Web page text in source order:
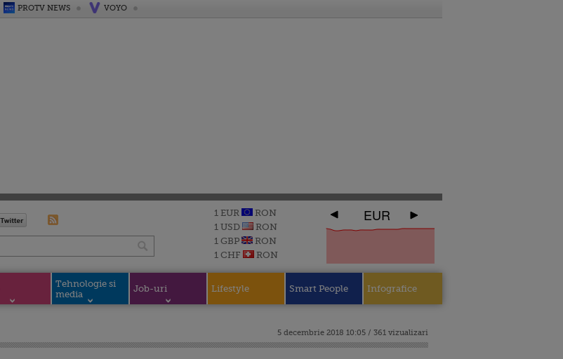
PROTV NEWS VOYO
1 EUR
RON
1 USD
RON
1 GBP
RON
1 CHF
RON
EUR
Tehnologie si
media
Job-uri Lifestyle Smart People Infografice
5 decembrie 2018 10:05 / 361 vizualizari